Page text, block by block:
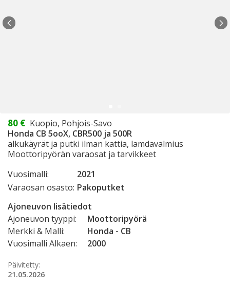
80 € Kuopio, Pohjois-Savo
Honda CB 5ooX, CBR500 ja 500R
alkukäyrät ja putki ilman kattia, lamdavalmius
Moottoripyörän varaosat ja tarvikkeet
Vuosimalli:
2021
Varaosan osasto: Pakoputket
Ajoneuvon lisätiedot
Ajoneuvon tyyppi:
Moottoripyörä
Merkki & Malli:
Honda - CB
Vuosimalli Alkaen:
2000
Päivitetty:
21.05.2026